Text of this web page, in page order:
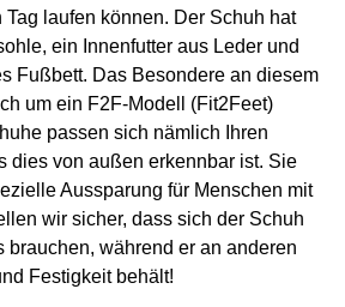
laufen können. Der Schuh hat
ein Innenfutter aus Leder und
Fußbett. Das Besondere an diesem
um ein F2F-Modell (Fit2Feet)
passen sich nämlich Ihren
dies von außen erkennbar ist. Sie
Aussparung für Menschen mit
wir sicher, dass sich der Schuh
brauchen, während er an anderen
Festigkeit behält!